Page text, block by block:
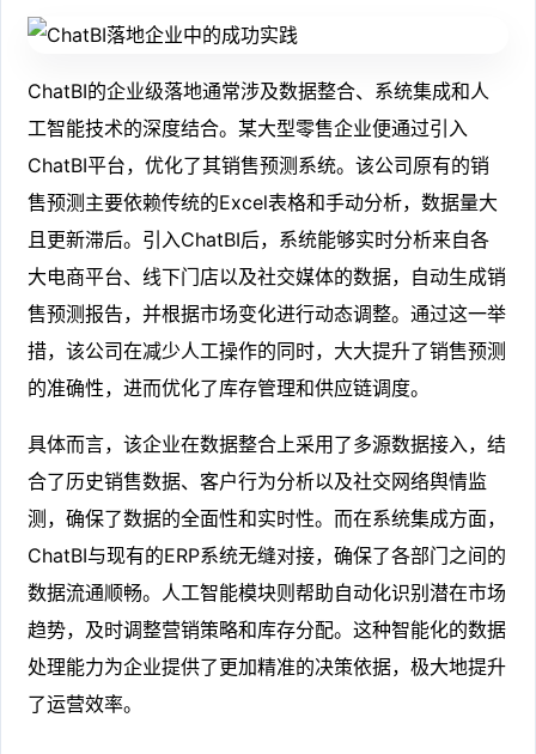
ChatBI的企业级落地通常涉及数据整合、系统集成和人
工智能技术的深度结合。某大型零售企业便通过引入
ChatBI平台，优化了其销售预测系统。该公司原有的销
售预测主要依赖传统的Excel表格和手动分析，数据量大
且更新滞后。引入ChatBI后，系统能够实时分析来自各
大电商平台、线下门店以及社交媒体的数据，自动生成销
售预测报告，并根据市场变化进行动态调整。通过这一举
措，该公司在减少人工操作的同时，大大提升了销售预测
的准确性，进而优化了库存管理和供应链调度。
具体而言，该企业在数据整合上采用了多源数据接入，结
合了历史销售数据、客户行为分析以及社交网络舆情监
测，确保了数据的全面性和实时性。而在系统集成方面，
ChatBI与现有的ERP系统无缝对接，确保了各部门之间的
数据流通顺畅。人工智能模块则帮助自动化识别潜在市场
趋势，及时调整营销策略和库存分配。这种智能化的数据
处理能力为企业提供了更加精准的决策依据，极大地提升
了运营效率。